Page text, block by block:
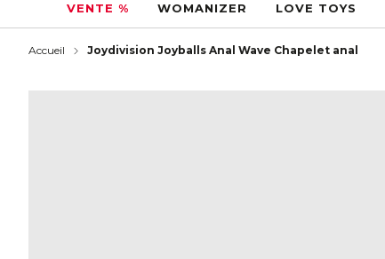
VENTE % WOMANIZER LOVE TOYS
Accueil Joydivision Joyballs Anal Wave Chapelet anal